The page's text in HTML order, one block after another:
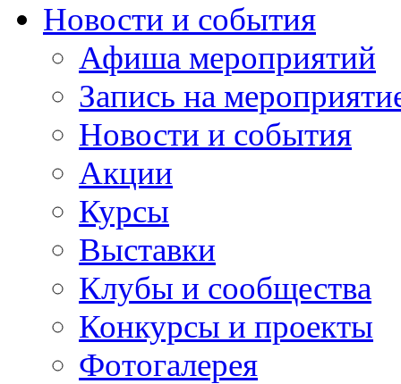
Новости и события
Афиша мероприятий
Запись на
Новости и события
Акции
Курсы
Выставки
Клубы и сообщества
Конкурсы и проекты
Фотогалерея